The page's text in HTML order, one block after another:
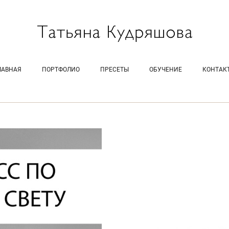
ПОРТФОЛИО ПРЕСЕТЫ ОБУЧЕНИЕ